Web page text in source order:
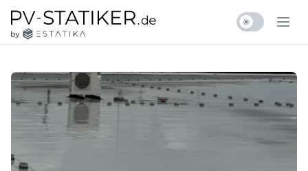
pv-statiker.de by ESTATIKA